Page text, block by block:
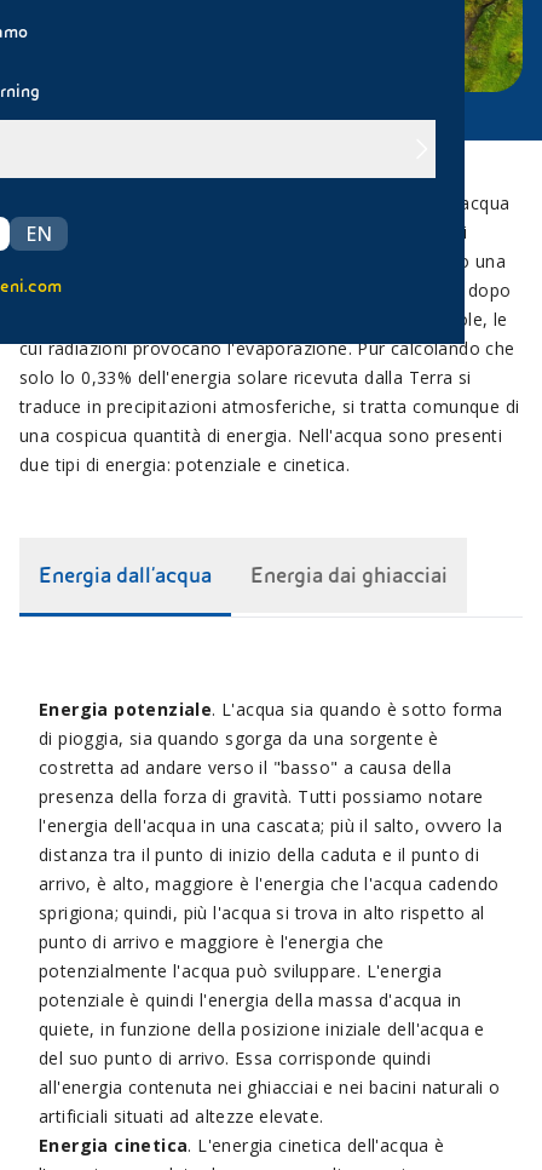
EN
eni.com
Il ciclo dell'acqua, determinato dall'evaporazione dell'acqua
terrestre, dalla formazione di nubi e dalle conseguenti
precipitazioni piovose, mette a disposizione dell'uomo una
straordinaria fonte energetica rinnovabile, la seconda dopo
le biomasse. Alla sua origine c'è ancora una volta il Sole, le
cui radiazioni provocano l'evaporazione. Pur calcolando che
solo lo 0,33% dell'energia solare ricevuta dalla Terra si
traduce in precipitazioni atmosferiche, si tratta comunque di
una cospicua quantità di energia. Nell'acqua sono presenti
due tipi di energia: potenziale e cinetica.
Energia dall'acqua Energia dai ghiacciai
Energia potenziale. L'acqua sia quando è sotto forma
di pioggia, sia quando sgorga da una sorgente è
costretta ad andare verso il "basso" a causa della
presenza della forza di gravità. Tutti possiamo notare
l'energia dell'acqua in una cascata; più il salto, ovvero la
distanza tra il punto di inizio della caduta e il punto di
arrivo, è alto, maggiore è l'energia che l'acqua cadendo
sprigiona; quindi, più l'acqua si trova in alto rispetto al
punto di arrivo e maggiore è l'energia che
potenzialmente l'acqua può sviluppare. L'energia
potenziale è quindi l'energia della massa d'acqua in
quiete, in funzione della posizione iniziale dell'acqua e
del suo punto di arrivo. Essa corrisponde quindi
all'energia contenuta nei ghiacciai e nei bacini naturali o
artificiali situati ad altezze elevate.
Energia cinetica. L'energia cinetica dell'acqua è